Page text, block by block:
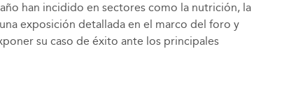
han incidido en sectores como la nutrición, la
exposición detallada en el marco del foro y
su caso de éxito ante los principales